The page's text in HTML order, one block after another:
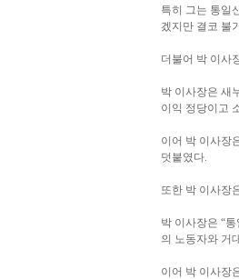
특히 그는 통일
겠지만 결코 불
더불어 박 이사
박 이사장은 새
이익 정당이고
이어 박 이사장
덧붙였다.
또한 박 이사장
박 이사장은 “
의 노동자와 거
이어 박 이사장